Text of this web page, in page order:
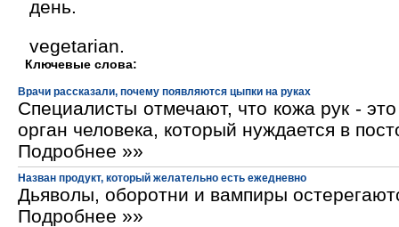
день.
vegetarian.
Ключевые слова:
Врачи рассказали, почему появляются цыпки на руках
Специалисты отмечают, что кожа рук -
орган человека, который нуждается в
Подробнее »»
Назван продукт, который желательно есть ежедневно
Дьяволы, оборотни и вампиры
Подробнее »»